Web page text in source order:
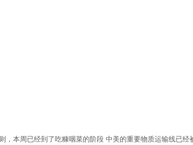
，本周已经到了吃糠咽菜的阶段 中美的重要物质运输线已